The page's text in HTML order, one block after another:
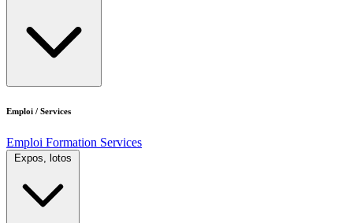
Emploi / Services
Emploi Formation Services
Expos, lotos